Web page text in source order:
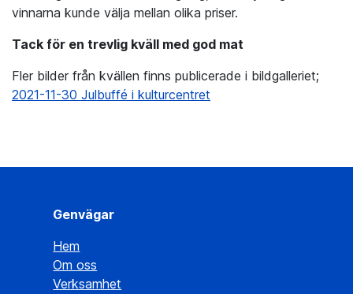
vinnarna kunde välja mellan olika priser.
Tack för en trevlig kväll med god mat
Fler bilder från kvällen finns publicerade i bildgalleriet;
2021-11-30 Julbuffé i kulturcentret
Genvägar
Hem
Om oss
Verksamhet